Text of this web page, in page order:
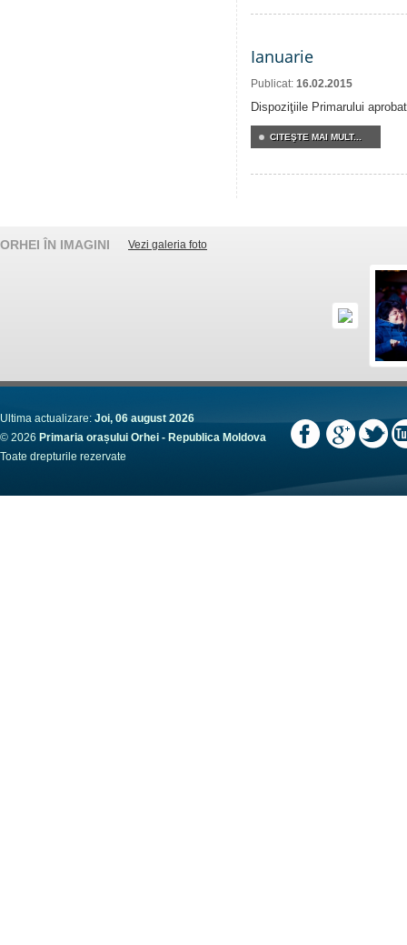
Ianuarie
Publicat: 16.02.2015
Dispoziţiile Primarului
CITEŞTE MAI MULT...
ORHEI ÎN IMAGINI Vezi galeria foto
Ultima actualizare: Joi, 06 august 2026
© 2026 Primaria orașului Orhei - Republica Moldova
Toate drepturile rezervate